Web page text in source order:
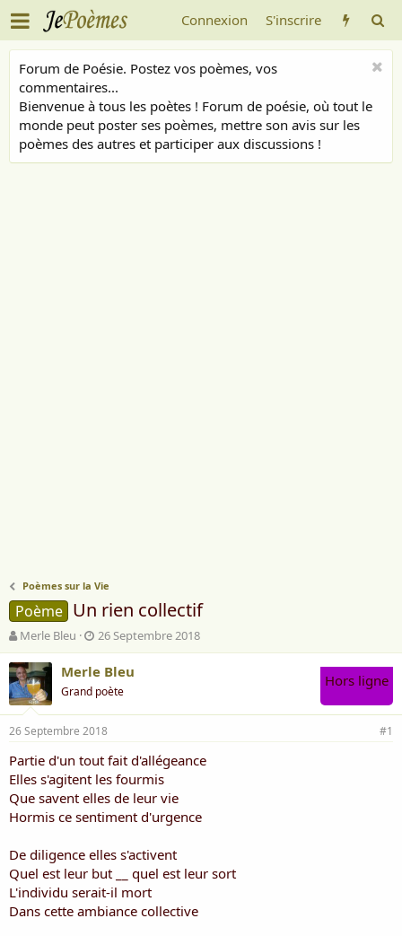
Connexion S'inscrire
Forum de Poésie. Postez vos poèmes, vos
commentaires...
Bienvenue à tous les poètes ! Forum de poésie, où tout le
monde peut poster ses poèmes, mettre son avis sur les
poèmes des autres et participer aux discussions !
Poèmes sur la Vie
Poème Un rien collectif
A
u
t
e
u
r
d
e
l
a
d
i
u
s
s
i
Merle Bleu
D
a
t
d
e
d
é
b
u
t
26 Septembre 2018
Merle Bleu
Grand poète
Hors ligne
26 Septembre 2018 #1
Partie d'un tout fait d'allégeance
Elles s'agitent les fourmis
Que savent elles de leur vie
Hormis ce sentiment d'urgence
De diligence elles s'activent
Quel est leur but __ quel est leur sort
L'individu serait-il mort
Dans cette ambiance collective